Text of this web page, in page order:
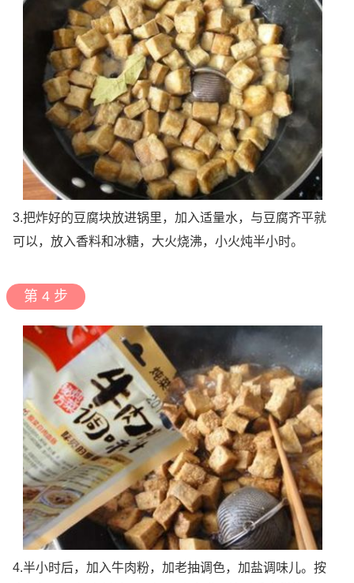
3.把炸好的豆腐块放进锅里，加入适量水，与豆腐齐平就
可以，放入香料和冰糖，大火烧沸，小火炖半小时。
第 4 步
4.半小时后，加入牛肉粉，加老抽调色，加盐调味儿。按